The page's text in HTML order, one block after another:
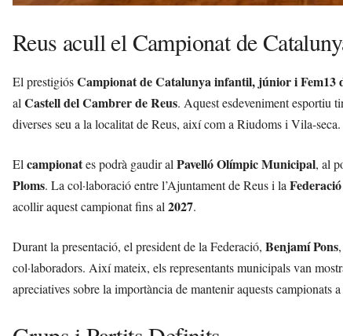
Reus acull el Campionat de
El prestigiósCampionat de Catalunya infantil, júnior i Fem13
al Castell del Cambrer de Reus. Aquest esdeveniment esportiu
diverses seu a la localitat de Reus, així com a Riudoms i Vila-seca.
El campionates podrà gaudir al Pavelló Olímpic Municipal, al
Ploms. La col·laboració entre l’Ajuntament de Reus i la
acollir aquest campionat fins al 2027.
Durant la presentació, el president de la Federació, Benjamí Pons
col·laboradors. Així mateix, els representants municipals van
apreciatives sobre la importància de mantenir aquests campionats